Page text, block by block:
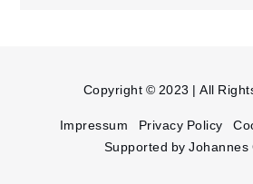
Copyright © 2023 | All
Impressum Privacy Policy
Supported by Johannes